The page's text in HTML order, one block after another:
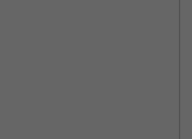
結構煩雑な手続き
査及び親族関係
目録作成 ・遺